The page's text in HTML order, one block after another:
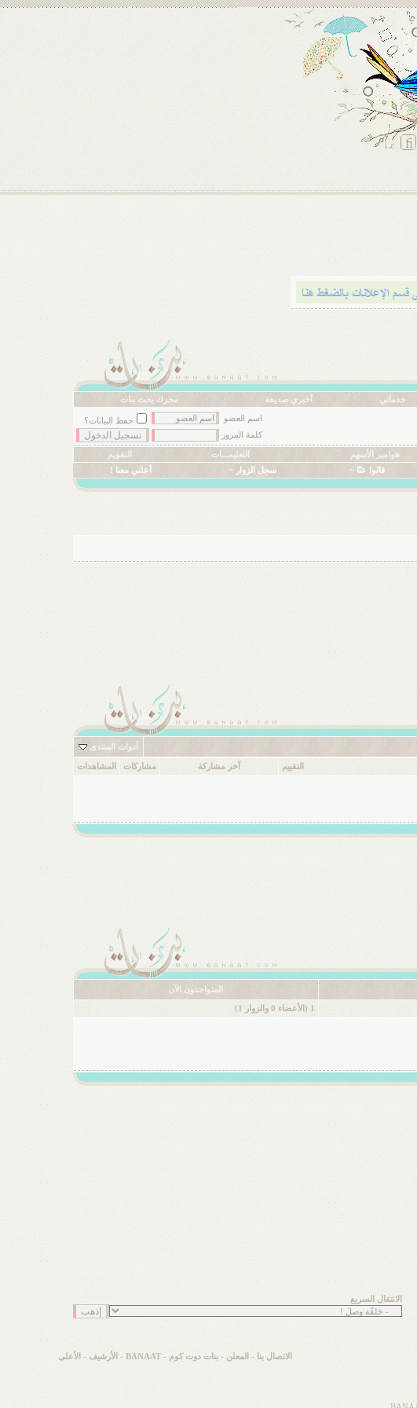
خدماتي أخبري صديقة محرك بحث بنات
اسم العضو
حفظ البيانات؟
كلمة المرور
هوامير الأسهم التعليمـــات
التقويم
قالوا عنّا ~ سجل الزوار ~ أعلني معنا !
أدوات المنتدى
التقييم آخر مشاركة مشاركات المشاهدات
المتواجدون الآن
1 (الأعضاء 0 والزوار 1)
الانتقال السريع
الاتصال بنا - المعلن -بنات دوت كوم - BANAAT - الأرشيف - الأعلى